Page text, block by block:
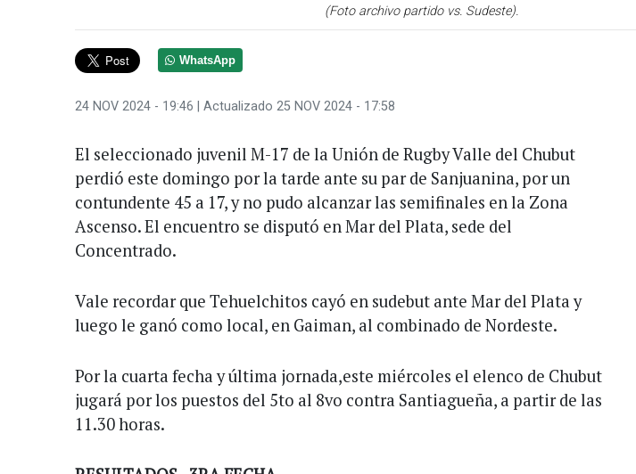
(Foto archivo partido vs. Sudeste).
WhatsApp
24 NOV 2024 - 19:46 | Actualizado 25 NOV 2024 - 17:58
El seleccionado juvenil M-17 de la Unión de Rugby Valle del Chubut
perdió este domingo por la tarde ante su par de Sanjuanina, por un
contundente 45 a 17, y no pudo alcanzar las semifinales en la Zona
Ascenso. El encuentro se disputó en Mar del Plata, sede del
Concentrado.
Vale recordar que Tehuelchitos cayó en sudebut ante Mar del Plata y
luego le ganó como local, en Gaiman, al combinado de Nordeste.
Por la cuarta fecha y última jornada,este miércoles el elenco de Chubut
jugará por los puestos del 5to al 8vo contra Santiagueña, a partir de las
11.30 horas.